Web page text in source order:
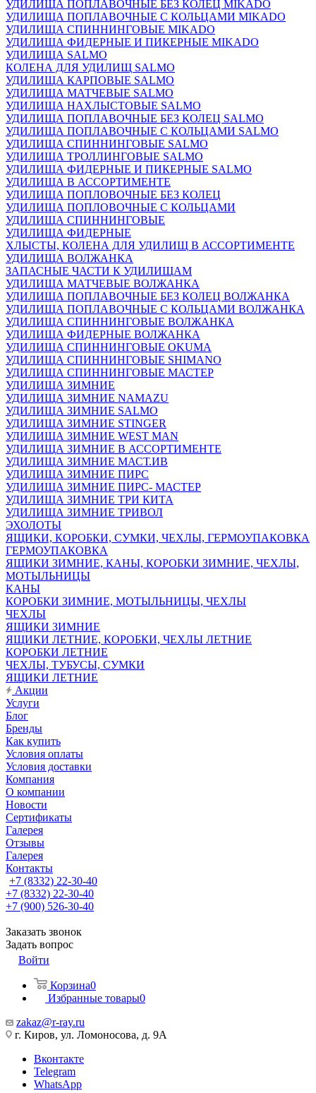
УДИЛИЩА ПОПЛАВОЧНЫЕ БЕЗ КОЛЕЦ MIKADO
УДИЛИЩА ПОПЛАВОЧНЫЕ С КОЛЬЦАМИ MIKADO
УДИЛИЩА СПИННИНГОВЫЕ MIKADO
УДИЛИЩА ФИДЕРНЫЕ И ПИКЕРНЫЕ MIKADO
УДИЛИЩА SALMO
КОЛЕНА ДЛЯ УДИЛИЩ SALMO
УДИЛИЩА КАРПОВЫЕ SALMO
УДИЛИЩА МАТЧЕВЫЕ SALMO
УДИЛИЩА НАХЛЫСТОВЫЕ SALMO
УДИЛИЩА ПОПЛАВОЧНЫЕ БЕЗ КОЛЕЦ SALMO
УДИЛИЩА ПОПЛАВОЧНЫЕ С КОЛЬЦАМИ SALMO
УДИЛИЩА СПИННИНГОВЫЕ SALMO
УДИЛИЩА ТРОЛЛИНГОВЫЕ SALMO
УДИЛИЩА ФИДЕРНЫЕ И ПИКЕРНЫЕ SALMO
УДИЛИЩА В АССОРТИМЕНТЕ
УДИЛИЩА ПОПЛОВОЧНЫЕ БЕЗ КОЛЕЦ
УДИЛИЩА ПОПЛОВОЧНЫЕ С КОЛЬЦАМИ
УДИЛИЩА СПИННИНГОВЫЕ
УДИЛИЩА ФИДЕРНЫЕ
ХЛЫСТЫ, КОЛЕНА ДЛЯ УДИЛИЩ В АССОРТИМЕНТЕ
УДИЛИЩА ВОЛЖАНКА
ЗАПАСНЫЕ ЧАСТИ К УДИЛИЩАМ
УДИЛИЩА МАТЧЕВЫЕ ВОЛЖАНКА
УДИЛИЩА ПОПЛАВОЧНЫЕ БЕЗ КОЛЕЦ ВОЛЖАНКА
УДИЛИЩА ПОПЛАВОЧНЫЕ С КОЛЬЦАМИ ВОЛЖАНКА
УДИЛИЩА СПИННИНГОВЫЕ ВОЛЖАНКА
УДИЛИЩА ФИДЕРНЫЕ ВОЛЖАНКА
УДИЛИЩА СПИННИНГОВЫЕ OKUMA
УДИЛИЩА СПИННИНГОВЫЕ SHIMANO
УДИЛИЩА СПИННИНГОВЫЕ МАСТЕР
УДИЛИЩА ЗИМНИЕ
УДИЛИЩА ЗИМНИЕ NAMAZU
УДИЛИЩА ЗИМНИЕ SALMO
УДИЛИЩА ЗИМНИЕ STINGER
УДИЛИЩА ЗИМНИЕ WEST MAN
УДИЛИЩА ЗИМНИЕ В АССОРТИМЕНТЕ
УДИЛИЩА ЗИМНИЕ МАСТ.ИВ
УДИЛИЩА ЗИМНИЕ ПИРС
УДИЛИЩА ЗИМНИЕ ПИРС- МАСТЕР
УДИЛИЩА ЗИМНИЕ ТРИ КИТА
УДИЛИЩА ЗИМНИЕ ТРИВОЛ
ЭХОЛОТЫ
ЯЩИКИ, КОРОБКИ, СУМКИ, ЧЕХЛЫ, ГЕРМОУПАКОВКА
ГЕРМОУПАКОВКА
ЯЩИКИ ЗИМНИЕ, КАНЫ, КОРОБКИ ЗИМНИЕ, ЧЕХЛЫ,
МОТЫЛЬНИЦЫ
КАНЫ
КОРОБКИ ЗИМНИЕ, МОТЫЛЬНИЦЫ, ЧЕХЛЫ
ЧЕХЛЫ
ЯЩИКИ ЗИМНИЕ
ЯЩИКИ ЛЕТНИЕ, КОРОБКИ, ЧЕХЛЫ ЛЕТНИЕ
КОРОБКИ ЛЕТНИЕ
ЧЕХЛЫ, ТУБУСЫ, СУМКИ
ЯЩИКИ ЛЕТНИЕ
Акции
Услуги
Блог
Бренды
Как купить
Условия оплаты
Условия доставки
Компания
О компании
Новости
Сертификаты
Галерея
Отзывы
Галерея
Контакты
+7 (8332) 22-30-40
+7 (8332) 22-30-40
+7 (900) 526-30-40
Заказать звонок
Задать вопрос
Войти
Корзина0
Избранные товары0
zakaz@r-ray.ru
г. Киров, ул. Ломоносова, д. 9А
Вконтакте
Telegram
WhatsApp